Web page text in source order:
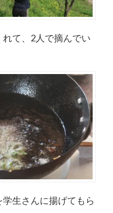
て、2人で摘んでい
生さんに揚げてもら